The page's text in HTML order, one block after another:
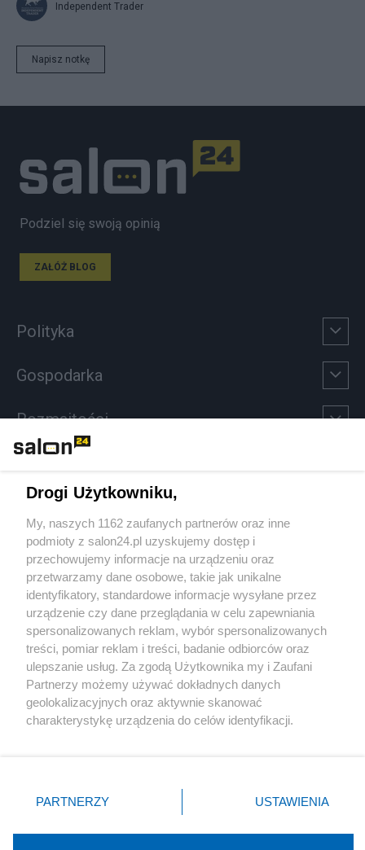
Independent Trader
Napisz notkę
Podziel się swoją opinią
ZAŁÓŻ BLOG
Polityka
Gospodarka
Rozmaitości
Sport
Społeczeństwo
Kultura
X Facebook Instagram Youtube
Drogi Użytkowniku,
My, naszych 1162 zaufanych partnerów oraz inne
podmioty z salon24.pl uzyskujemy dostęp i
przechowujemy informacje na urządzeniu oraz
przetwarzamy dane osobowe, takie jak unikalne
identyfikatory, standardowe informacje wysyłane przez
urządzenie czy dane przeglądania w celu zapewniania
spersonalizowanych reklam, wybór spersonalizowanych
treści, pomiar reklam i treści, badanie odbiorców oraz
ulepszanie usług. Za zgodą Użytkownika my i Zaufani
Partnerzy możemy używać dokładnych danych
geolokalizacyjnych oraz aktywnie skanować
charakterystykę urządzenia do celów identyfikacji.
zmienić/wycofać klikając przycisk ustawień prywatności
znajdujący się w lewym dolnym rogu strony
rodzaje przetwarzania danych nie wymagają zgody
PARTNERZY USTAWIENIA